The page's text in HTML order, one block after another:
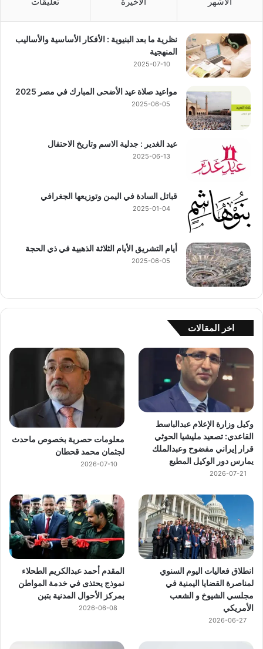
نظرية ما بعد البنيوية : الأفكار الأساسية والأساليب
المنهجية
2025-07-10
مواعيد صلاة عيد الأضحى المبارك في مصر 2025
2025-06-05
عيد الغدير : جدلية الاسم وتاريخ الاحتفال
2025-06-13
قبائل السادة في اليمن وتوزيعها الجغرافي
2025-01-04
أيام التشريق الأيام الثلاثة الذهبية في ذي الحجة
2025-06-05
اخر المقالات
وكيل وزارة الإعلام عبدالباسط
القاعدي: تصعيد مليشيا الحوثي
قرار إيراني مفضوح وعبدالملك
يمارس دور الوكيل المطيع
2026-07-21
معلومات حصرية بخصوص ماحدث
لجثمان محمد قحطان
2026-07-10
انطلاق فعاليات اليوم السنوي
لمناصرة القضايا اليمنية في
مجلسي الشيوخ و الشعب
الأمريكي
2026-06-27
المقدم أحمد عبدالكريم الطحلاء
نموذج يحتذى في خدمة المواطن
بمركز الأحوال المدنية بتبن
2026-06-08